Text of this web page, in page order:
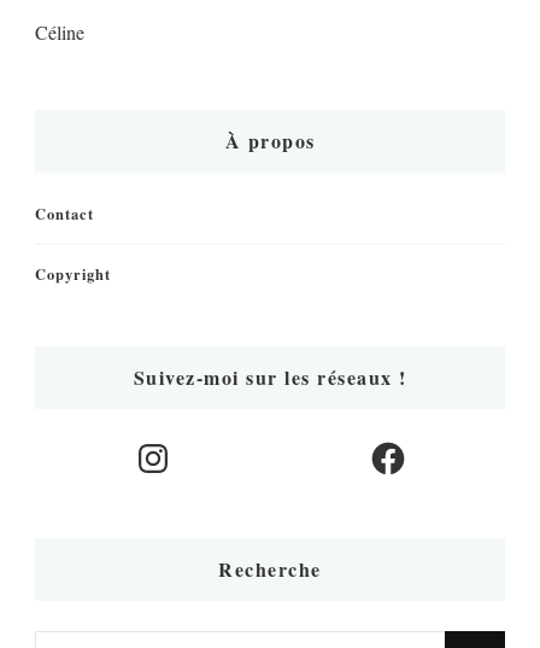
Céline
À propos
Contact
Copyright
Suivez-moi sur les réseaux !
Instagram Facebook
Recherche